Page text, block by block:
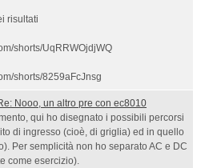
risultati
shorts/UqRRWOjdjWQ
shorts/8259aFcJnsg
Nooo, un altro pre con ec8010
qui ho disegnato i possibili percorsi
di ingresso (cioè, di griglia) ed in quello
Per semplicità non ho separato AC e DC
come esercizio).